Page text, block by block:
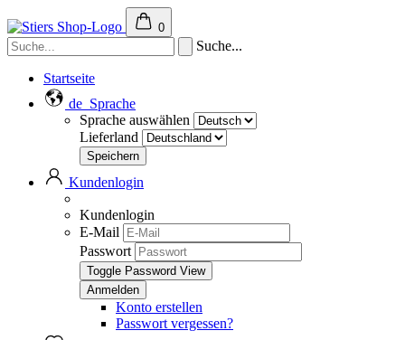
0
Suche...
Startseite
de Sprache
Sprache auswählen
Lieferland
Kundenlogin
Kundenlogin
E-Mail
Passwort
Toggle Password View
Konto erstellen
Passwort vergessen?